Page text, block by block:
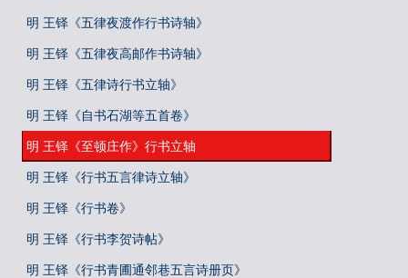
明 王铎《五律夜渡作行书诗轴》
明 王铎《五律夜高邮作书诗轴》
明 王铎《五律诗行书立轴》
明 王铎《自书石湖等五首卷》
明 王铎《至顿庄作》行书立轴
明 王铎《行书五言律诗立轴》
明 王铎《行书卷》
明 王铎《行书李贺诗帖》
明 王铎《行书青圃通邻巷五言诗册页》